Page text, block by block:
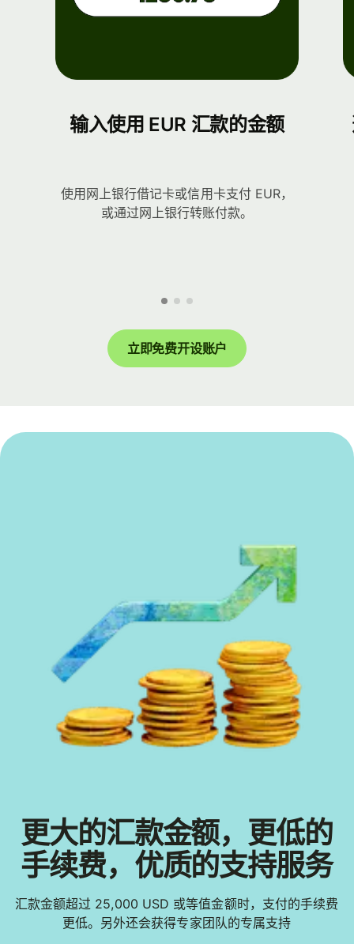
输入使用 EUR 汇款的金额
使用网上银行借记卡或信用卡支付 EUR，
或通过网上银行转账付款。
立即免费开设账户
更大的汇款金额，更低的
手续费，优质的支持服务
汇款金额超过 25,000 USD 或等值金额时，支付的手续费
更低。另外还会获得专家团队的专属支持